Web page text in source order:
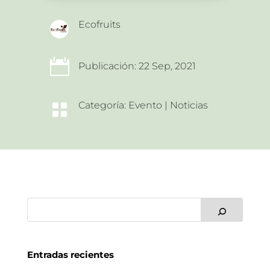
Ecofruits
 Publicación: 22 Sep, 2021
 Categoría: Evento Noticias
Entradas recientes